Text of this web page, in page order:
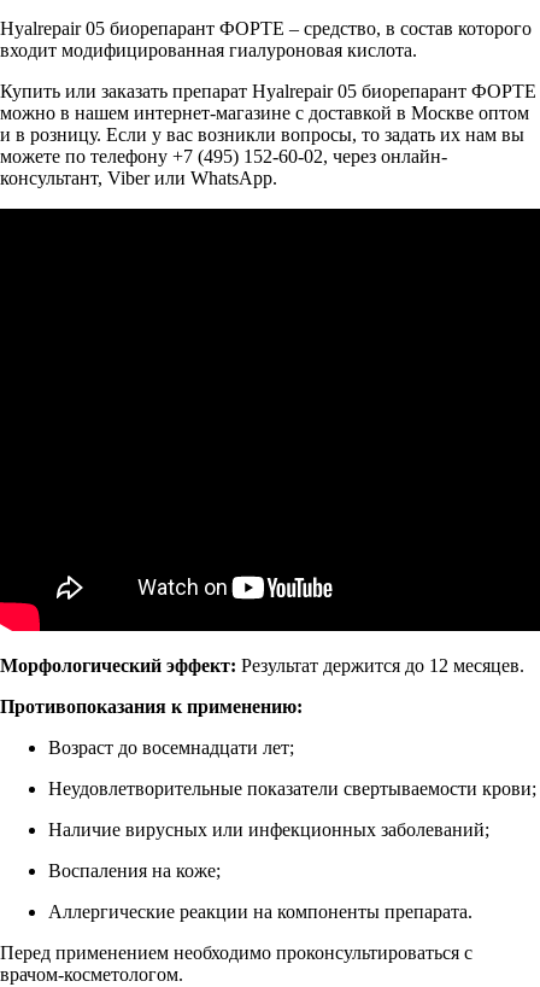
Hyalrepair 05 биорепарант ФОРТЕ – средство, в состав которого
входит модифицированная гиалуроновая кислота.
Купить или заказать препарат Hyalrepair 05 биорепарант ФОРТЕ
можно в нашем интернет-магазине с доставкой в Москве оптом
и в розницу. Если у вас возникли вопросы, то задать их нам вы
можете по телефону +7 (495) 152-60-02, через онлайн-
консультант, Viber или WhatsApp.
Морфологический эффект: Результат держится до 12 месяцев.
Противопоказания к применению:
Возраст до восемнадцати лет;
Неудовлетворительные показатели свертываемости крови;
Наличие вирусных или инфекционных заболеваний;
Воспаления на коже;
Аллергические реакции на компоненты препарата.
Перед применением необходимо проконсультироваться с
врачом-косметологом.